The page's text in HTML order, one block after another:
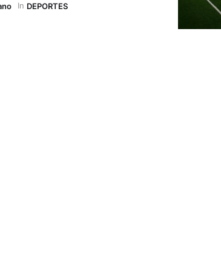
Sting, Deportivo Cuenca
In DEPORTES